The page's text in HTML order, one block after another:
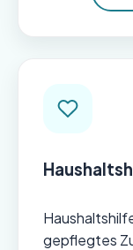
gepflegtes